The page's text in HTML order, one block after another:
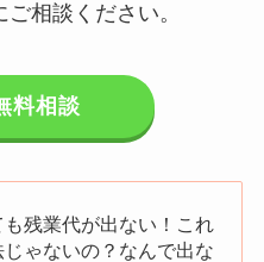
相談ください。
料相談
残業代が出ない！これ
じゃないの？なんで出な